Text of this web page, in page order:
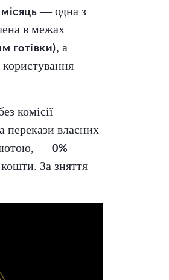
— одна з
в межах
готівки), а
—
комісії
перекази власних
— 0%
кошти. За зняття